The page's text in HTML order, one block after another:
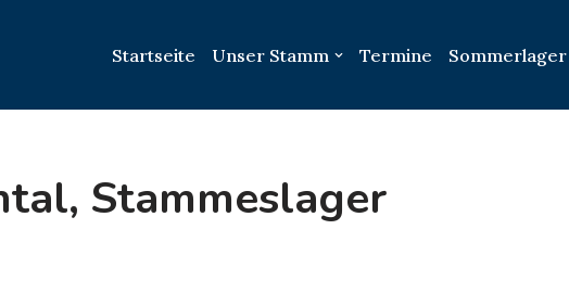
Startseite Unser Stamm Termine Sommerlager
Stammeslager